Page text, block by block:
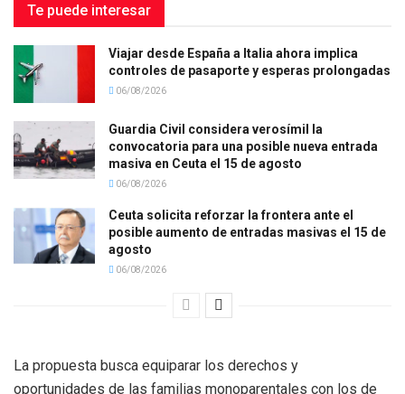
Te puede interesar
Viajar desde España a Italia ahora implica
controles de pasaporte y esperas prolongadas
06/08/2026
Guardia Civil considera verosímil la
convocatoria para una posible nueva entrada
masiva en Ceuta el 15 de agosto
06/08/2026
Ceuta solicita reforzar la frontera ante el
posible aumento de entradas masivas el 15 de
agosto
06/08/2026
La propuesta busca equiparar los derechos y
oportunidades de las familias monoparentales con los de